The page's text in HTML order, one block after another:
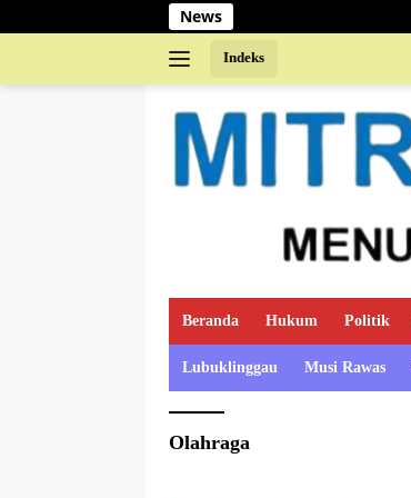
ke
News
Indeks
Beranda Hukum Politik
Lubuklinggau Musi Rawas
Olahraga